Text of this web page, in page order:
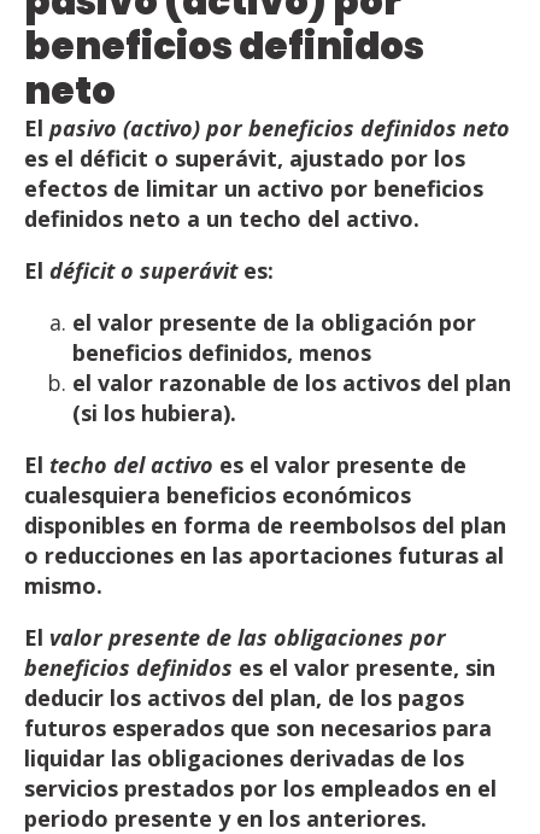
beneficios definidos
neto
El pasivo (activo) por beneficios definidos neto
es el déficit o superávit, ajustado por los
efectos de limitar un activo por beneficios
definidos neto a un techo del activo.
El déficit o superávit es:
el valor presente de la obligación por
beneficios definidos, menos
el valor razonable de los activos del plan
(si los hubiera).
El techo del activo es el valor presente de
cualesquiera beneficios económicos
disponibles en forma de reembolsos del plan
o reducciones en las aportaciones futuras al
mismo.
El valor presente de las obligaciones por
beneficios definidos es el valor presente, sin
deducir los activos del plan, de los pagos
futuros esperados que son necesarios para
liquidar las obligaciones derivadas de los
servicios prestados por los empleados en el
periodo presente y en los anteriores.